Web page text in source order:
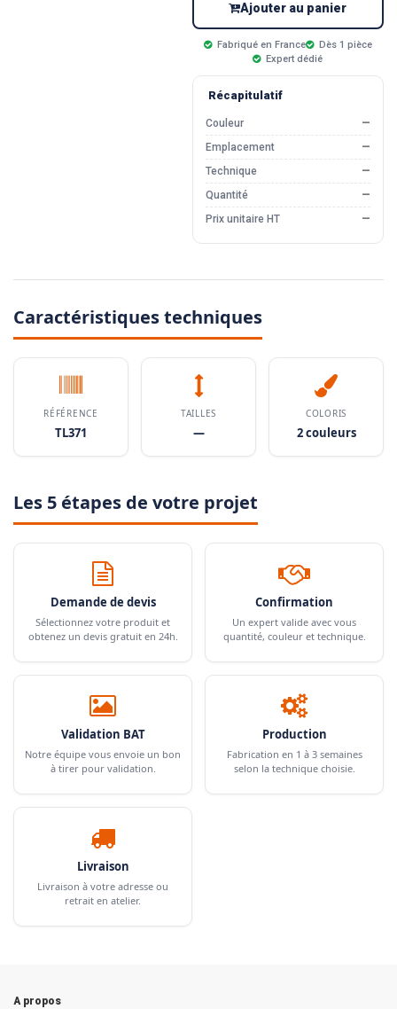
Ajouter au panier
Fabriqué en France
Dès 1 pièce
Expert dédié
Récapitulatif
Couleur
—
Emplacement
—
Technique
—
Quantité
—
Prix unitaire HT
—
Caractéristiques techniques
RÉFÉRENCE
TL371
TAILLES
—
COLORIS
2 couleurs
Les 5 étapes de votre projet
Demande de devis
Sélectionnez votre produit et
obtenez un devis gratuit en 24h.
Confirmation
Un expert valide avec vous
quantité, couleur et technique.
Validation BAT
Notre équipe vous envoie un bon
à tirer pour validation.
Production
Fabrication en 1 à 3 semaines
selon la technique choisie.
Livraison
Livraison à votre adresse ou
retrait en atelier.
A propos